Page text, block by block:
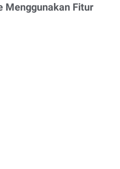
Menggunakan Fitur